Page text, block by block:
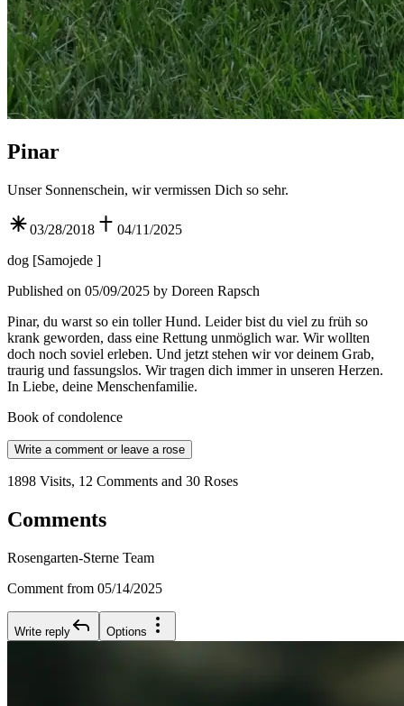
Pinar
Unser Sonnenschein, wir vermissen Dich so sehr.
03/28/2018
04/11/2025
dog [Samojede ]
Published on 05/09/2025 by Doreen Rapsch
Pinar, du warst so ein toller Hund. Leider bist du viel zu früh so
krank geworden, dass eine Rettung unmöglich war. Wir wollten
doch noch soviel erleben. Und jetzt stehen wir vor deinem Grab,
traurig und fassungslos. Wir tragen dich immer in unseren Herzen.
In Liebe, deine Menschenfamilie.
Book of condolence
Write a comment or leave a rose
1898 Visits, 12 Comments and 30 Roses
Comments
Rosengarten-Sterne Team
Comment from 05/14/2025
Write reply Options